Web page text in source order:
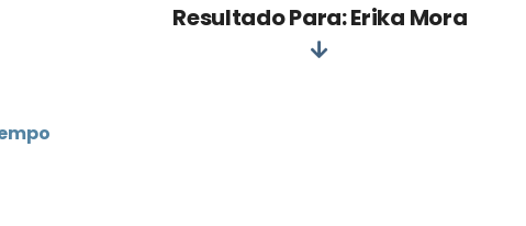
Resultado Para: Erika Mora